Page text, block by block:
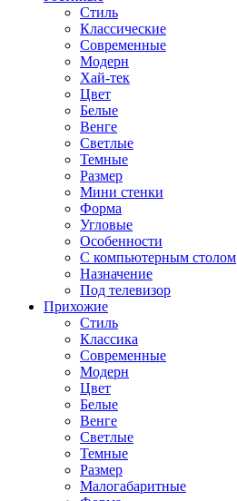
Стиль
Классические
Современные
Модерн
Хай-тек
Цвет
Белые
Венге
Светлые
Темные
Размер
Мини стенки
Форма
Угловые
Особенности
С компьютерным столом
Назначение
Под телевизор
Прихожие
Стиль
Классика
Современные
Модерн
Цвет
Белые
Венге
Светлые
Темные
Размер
Малогабаритные